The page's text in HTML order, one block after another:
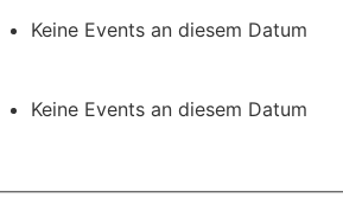
Keine Events an diesem Datum
Keine Events an diesem Datum